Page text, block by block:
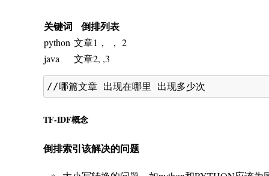
关键词 倒排列表
python 文章1， ， 2
java
文章2, ,3
TF-IDF概念
倒排索引该解决的问题